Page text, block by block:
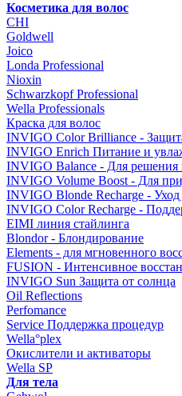
Косметика для волос
CHI
Goldwell
Joico
Londa Professional
Nioxin
Schwarzkopf Professional
Wella Professionals
Краска для волос
INVIGO Color Brilliance -
INVIGO Enrich Питание и
INVIGO Balance - Для
INVIGO Volume Boost - Для
INVIGO Blonde Recharge - Уход
INVIGO Color Recharge -
EIMI линия стайлинга
Blondor - Блондирование
Elements - для мгновенного
FUSION - Интенсивное
INVIGO Sun Защита от солнца
Oil Reflections
Perfomance
Service Поддержка процедур
Wella°plex
Окислители и активаторы
Wella SP
Для тела